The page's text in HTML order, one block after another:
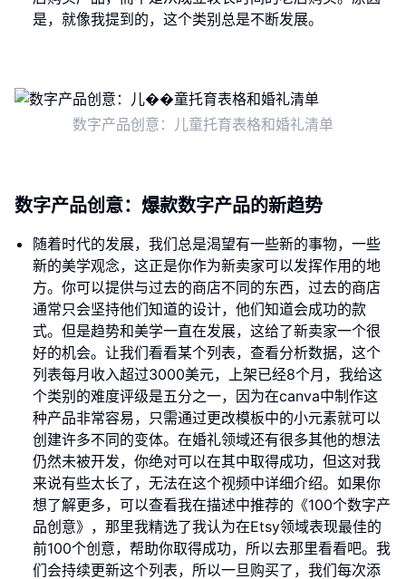
是，就像我提到的，这个类别总是不断发展。
数字产品创意：儿童托育表格和婚礼清单
数字产品创意：爆款数字产品的新趋势
随着时代的发展，我们总是渴望有一些新的事物，一些
新的美学观念，这正是你作为新卖家可以发挥作用的地
方。你可以提供与过去的商店不同的东西，过去的商店
通常只会坚持他们知道的设计，他们知道会成功的款
式。但是趋势和美学一直在发展，这给了新卖家一个很
好的机会。让我们看看某个列表，查看分析数据，这个
列表每月收入超过3000美元，上架已经8个月，我给这
个类别的难度评级是五分之一，因为在canva中制作这
种产品非常容易，只需通过更改模板中的小元素就可以
创建许多不同的变体。在婚礼领域还有很多其他的想法
仍然未被开发，你绝对可以在其中取得成功，但这对我
来说有些太长了，无法在这个视频中详细介绍。如果你
想了解更多，可以查看我在描述中推荐的《100个数字产
品创意》，那里我精选了我认为在Etsy领域表现最佳的
前100个创意，帮助你取得成功，所以去那里看看吧。我
们会持续更新这个列表，所以一旦购买了，我们每次添